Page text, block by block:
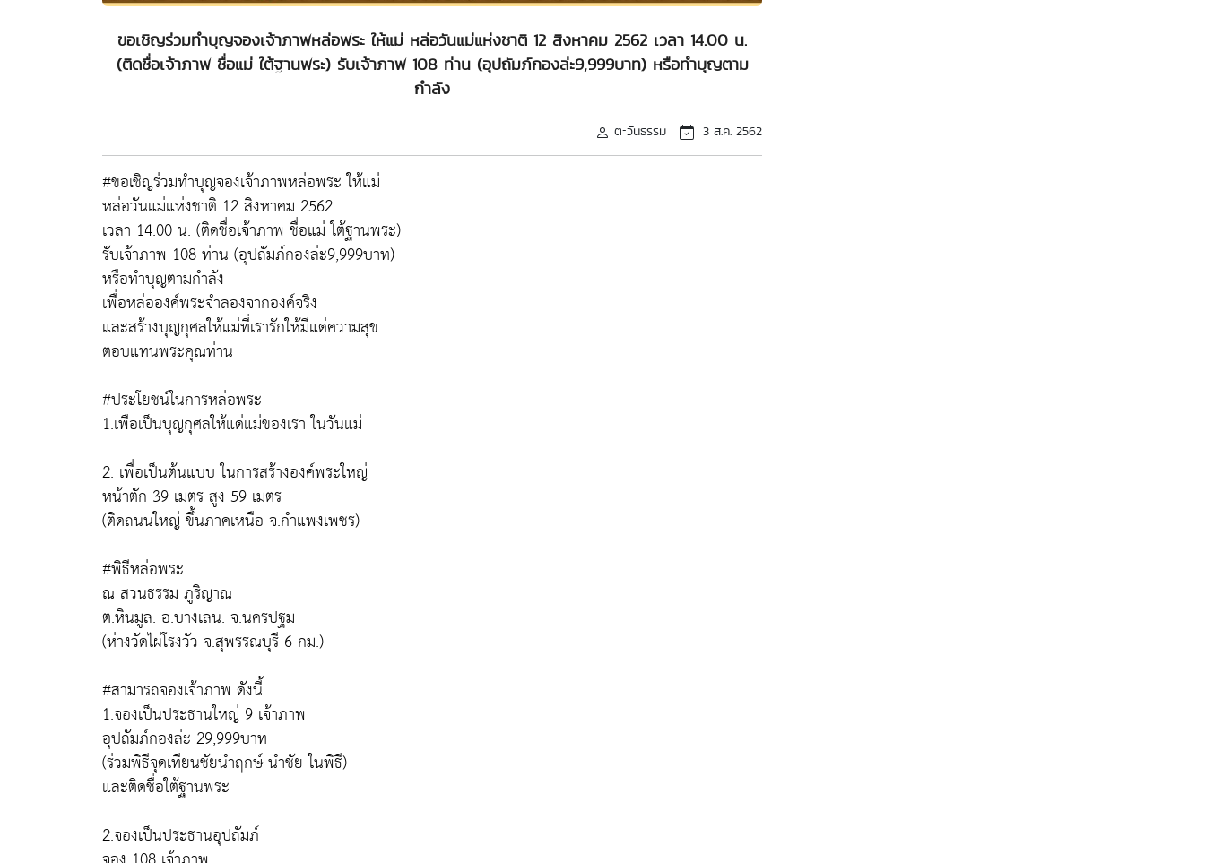
ขอเชิญร่วมทำบุญจองเจ้าภาพหล่อพระ ให้แม่ หล่อวันแม่แห่งชาติ 12 สิงหาคม 2562 เวลา 14.00 น.
(ติดชื่อเจ้าภาพ ชื่อแม่ ใต้ฐานพระ) รับเจ้าภาพ 108 ท่าน (อุปถัมภ์กองล่ะ9,999บาท) หรือทำบุญตาม
กำลัง
ตะวันธรรม 3 ส.ค. 2562
#ขอเชิญร่วมทำบุญจองเจ้าภาพหล่อพระ ให้แม่
หล่อวันแม่แห่งชาติ 12 สิงหาคม 2562
เวลา 14.00 น. (ติดชื่อเจ้าภาพ ชื่อแม่ ใต้ฐานพระ)
รับเจ้าภาพ 108 ท่าน (อุปถัมภ์กองล่ะ9,999บาท)
หรือทำบุญตามกำลัง
เพื่อหล่อองค์พระจำลองจากองค์จริง
และสร้างบุญกุศลให้แม่ที่เรารักให้มีแด่ความสุข
ตอบแทนพระคุณท่าน
#ประโยชน์ในการหล่อพระ
1.เพือเป็นบุญกุศลให้แด่แม่ของเรา ในวันแม่
2. เพื่อเป็นต้นแบบ ในการสร้างองค์พระใหญ่
หน้าตัก 39 เมตร สูง 59 เมตร
(ติดถนนใหญ่ ขึ้นภาคเหนือ จ.กำแพงเพชร)
#พิธีหล่อพระ
ณ สวนธรรม ภูริญาณ
ต.หินมูล. อ.บางเลน. จ.นครปฐม
(ห่างวัดไผ่โรงวัว จ.สุพรรณบุรี 6 กม.)
#สามารถจองเจ้าภาพ ดังนี้
1.จองเป็นประธานใหญ่ 9 เจ้าภาพ
อุปถัมภ์กองล่ะ 29,999บาท
(ร่วมพิธีจุดเทียนชัยนำฤกษ์ นำชัย ในพิธี)
และติดชื่อใต้ฐานพระ
2.จองเป็นประธานอุปถัมภ์